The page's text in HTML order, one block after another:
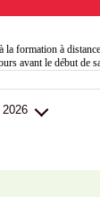
la formation à
avant le début de
2026